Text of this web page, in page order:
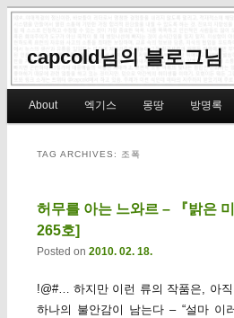
capcold님의 블로그님
Skip to primary content
Skip to secondary content
About 엑기스 몽땅 방명록
TAG ARCHIVES: 조폭
허무를 아는 느와르 – 『밝은
265호]
Posted on 2010. 02. 18.
!@#… 하지만 이런 류의 작품은, 아
하나의 불안감이 남는다 – “설마 이